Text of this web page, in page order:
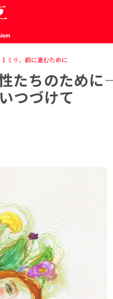
ミリ、前に進むために
ちのために――
つづけて